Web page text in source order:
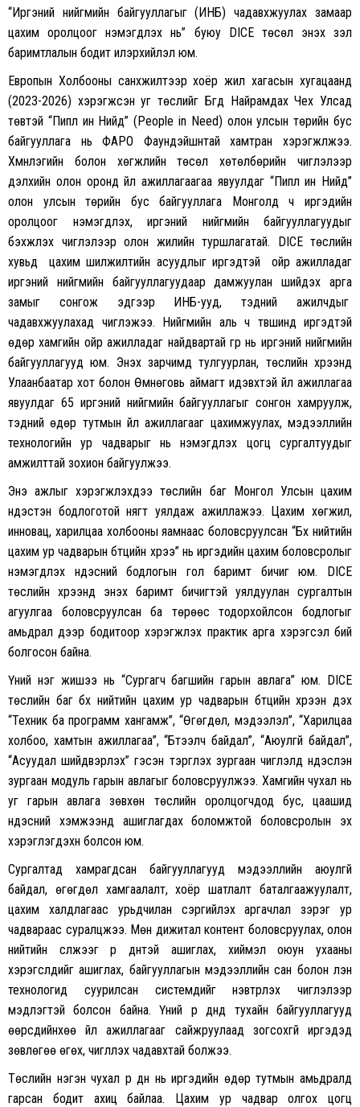
“Иргэний нийгмийн байгууллагыг (ИНБ) чадавхжуулах замаар
цахим оролцоог нэмэгдүүлэх нь” буюу DICE төсөл энэхүү үзэл
баримтлалын бодит илэрхийлэл юм.
Европын Холбооны санхүүжилтээр хоёр жил хагасын хугацаанд
(2023-2026) хэрэгжсэн уг төслийг Бүгд Найрамдах Чех Улсад
төвтэй “Пипл ин Нийд” (People in Need) олон улсын төрийн бус
байгууллага нь ФАРО Фаундэйшнтай хамтран хэрэгжүүлжээ.
Хүмүүнлэгийн болон хөгжлийн төсөл хөтөлбөрийн чиглэлээр
дэлхийн олон оронд үйл ажиллагаагаа явуулдаг “Пипл ин Нийд”
олон улсын төрийн бус байгууллага Монголд ч иргэдийн
оролцоог нэмэгдүүлэх, иргэний нийгмийн байгууллагуудыг
бэхжүүлэх чиглэлээр олон жилийн туршлагатай. DICE төслийн
хувьд цахим шилжилтийн асуудлыг иргэдтэй ойр ажилладаг
иргэний нийгмийн байгууллагуудаар дамжуулан шийдэх арга
замыг сонгож эдгээр ИНБ-ууд, тэдний ажилчдыг
чадавхжуулахад чиглэжээ. Нийгмийн аль ч түвшинд иргэдтэй
өдөр хамгийн ойр ажилладаг найдвартай гүүр нь иргэний нийгмийн
байгууллагууд юм. Энэхүү зарчимд тулгуурлан, төслийн хүрээнд
Улаанбаатар хот болон Өмнөговь аймагт идэвхтэй үйл ажиллагаа
явуулдаг 65 иргэний нийгмийн байгууллагыг сонгон хамруулж,
тэдний өдөр тутмын үйл ажиллагааг цахимжуулах, мэдээллийн
технологийн ур чадварыг нь нэмэгдүүлэх цогц сургалтуудыг
амжилттай зохион байгуулжээ.
Энэ ажлыг хэрэгжүүлэхдээ төслийн баг Монгол Улсын цахим
үндэстэн бодлоготой нягт уялдаж ажиллажээ. Цахим хөгжил,
инновац, харилцаа холбооны яамнаас боловсруулсан “Бүх нийтийн
цахим ур чадварын бүтцийн хүрээ” нь иргэдийн цахим боловсролыг
нэмэгдүүлэх үндэсний бодлогын гол баримт бичиг юм. DICE
төслийн хүрээнд энэхүү баримт бичигтэй уялдуулан сургалтын
агуулгаа боловсруулсан ба төрөөс тодорхойлсон бодлогыг
амьдрал дээр бодитоор хэрэгжүүлэх практик арга хэрэгсэл бий
болгосон байна.
Үүний нэг жишээ нь “Сургагч багшийн гарын авлага” юм. DICE
төслийн баг бүх нийтийн цахим ур чадварын бүтцийн хүрээн дэх
“Техник ба программ хангамж”, “Өгөгдөл, мэдээлэл”, “Харилцаа
холбоо, хамтын ажиллагаа”, “Бүтээлч байдал”, “Аюулгүй байдал”,
“Асуудал шийдвэрлэх” гэсэн тэргүүлэх зургаан чиглэлд үндэслэн
зургаан модуль гарын авлагыг боловсруулжээ. Хамгийн чухал нь
уг гарын авлага зөвхөн төслийн оролцогчдод бус, цаашид
үндэсний хэмжээнд ашиглагдах боломжтой боловсролын эх
хэрэглэгдэхүүн болсон юм.
Сургалтад хамрагдсан байгууллагууд мэдээллийн аюулгүй
байдал, өгөгдөл хамгаалалт, хоёр шатлалт баталгаажуулалт,
цахим халдлагаас урьдчилан сэргийлэх аргачлал зэрэг ур
чадвараас суралцжээ. Мөн дижитал контент боловсруулах, олон
нийтийн сүлжээг үр дүнтэй ашиглах, хиймэл оюун ухааны
хэрэгслүүдийг ашиглах, байгууллагын мэдээллийн сан болон үүлэн
технологид суурилсан системүүдийг нэвтрүүлэх чиглэлээр
мэдлэгтэй болсон байна. Үүний үр дүнд тухайн байгууллагууд
өөрсдийнхөө үйл ажиллагааг сайжруулаад зогсохгүй иргэдэд
зөвлөгөө өгөх, чиглүүлэх чадавхтай болжээ.
Төслийн нэгэн чухал үр дүн нь иргэдийн өдөр тутмын амьдралд
гарсан бодит ахиц байлаа. Цахим ур чадвар олгох цогц